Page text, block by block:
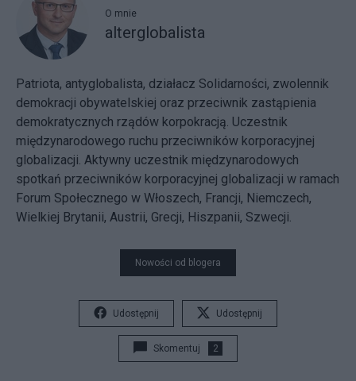
O mnie
alterglobalista
Patriota, antyglobalista, działacz Solidarności, zwolennik
demokracji obywatelskiej oraz przeciwnik zastąpienia
demokratycznych rządów korpokracją. Uczestnik
międzynarodowego ruchu przeciwników korporacyjnej
globalizacji. Aktywny uczestnik międzynarodowych
spotkań przeciwników korporacyjnej globalizacji w ramach
Forum Społecznego w Włoszech, Francji, Niemczech,
Wielkiej Brytanii, Austrii, Grecji, Hiszpanii, Szwecji.
Nowości od blogera
Udostępnij Udostępnij
Skomentuj 2